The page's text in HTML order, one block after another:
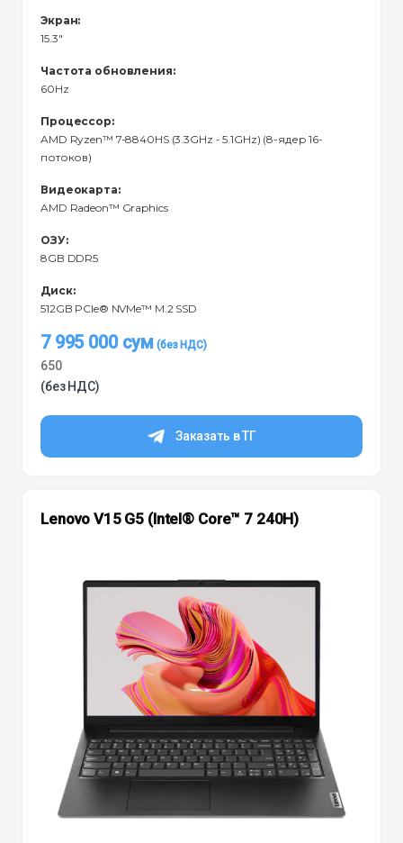
Экран:
15.3"
Частота обновления:
60Hz
Процессор:
AMD Ryzen™ 7-8840HS (3.3GHz - 5.1GHz) (8-ядер 16-
потоков)
Видеокарта:
AMD Radeon™ Graphics
ОЗУ:
8GB DDR5
Диск:
512GB PCIe® NVMe™ M.2 SSD
7 995 000 сум
650
(без НДС)
Заказать в ТГ
Lenovo V15 G5 (Intel® Core™ 7 240H)